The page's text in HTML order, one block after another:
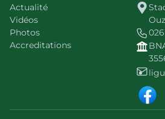
Actualité
Vidéos
Photos
Accreditations